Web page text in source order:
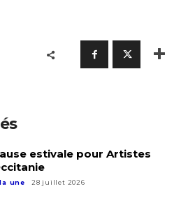
estivale pour Artistes
une 28 juillet 2026